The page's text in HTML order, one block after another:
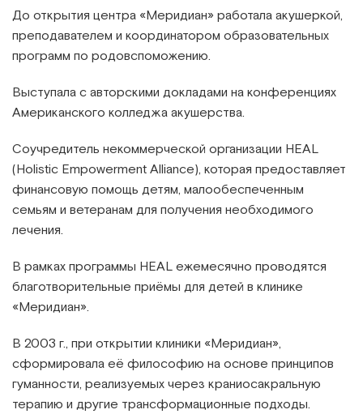
До открытия центра «Меридиан» работала акушеркой,
преподавателем и координатором образовательных
программ по родовспоможению.
Выступала с авторскими докладами на конференциях
Американского колледжа акушерства.
Соучредитель некоммерческой организации HEAL
(Holistic Empowerment Alliance), которая предоставляет
финансовую помощь детям, малообеспеченным
семьям и ветеранам для получения необходимого
лечения.
В рамках программы HEAL ежемесячно проводятся
благотворительные приёмы для детей в клинике
«Меридиан».
В 2003 г., при открытии клиники «Меридиан»,
сформировала её философию на основе принципов
гуманности, реализуемых через краниосакральную
терапию и другие трансформационные подходы.